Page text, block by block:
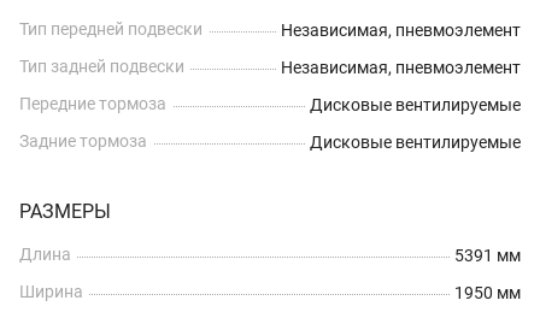
Тип передней подвески
Независимая, пневмоэлемент
Тип задней подвески
Независимая, пневмоэлемент
Передние тормоза
Дисковые вентилируемые
Задние тормоза
Дисковые вентилируемые
РАЗМЕРЫ
Длина
5391 мм
Ширина
1950 мм